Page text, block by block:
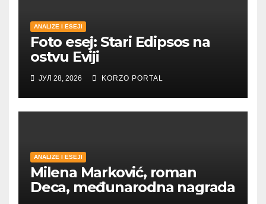
ANALIZE I ESEJI
Foto esej: Stari Edipsos na
ostvu Eviji
ЈУЛ 28, 2026 KORZO PORTAL
ANALIZE I ESEJI
Milena Marković, roman
Deca, međunarodna nagrada